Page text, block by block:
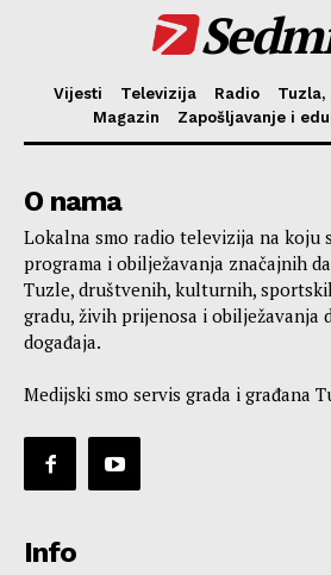
Vijesti Televizija Radio
Magazin
Zapošljavanje i
O nama
Lokalna smo radio televizija na koju
programa i obilježavanja značajnih
Tuzle, društvenih, kulturnih,
gradu, živih prijenosa i obilježavanja
događaja.
Medijski smo servis grada i građana
Info